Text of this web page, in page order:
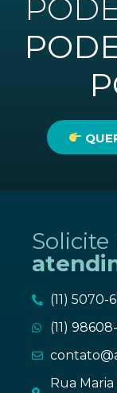
Solicite
(11) 5070-
(11)
Rua Maria